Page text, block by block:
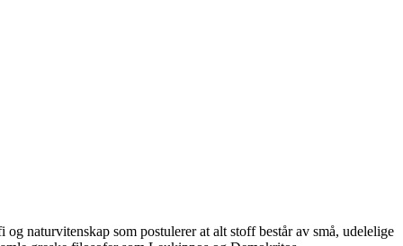
naturvitenskap som postulerer at alt stoff består av små, udelelige